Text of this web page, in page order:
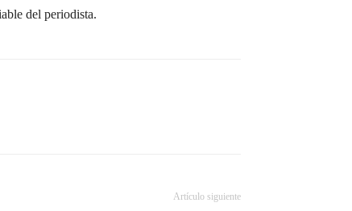
del periodista.
Artículo siguiente